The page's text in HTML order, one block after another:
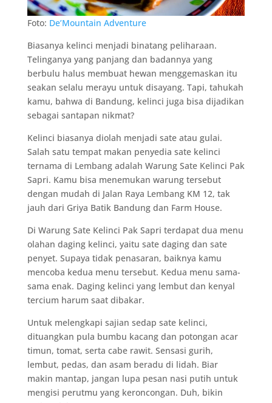
Foto: De’Mountain Adventure
Biasanya kelinci menjadi binatang peliharaan.
Telinganya yang panjang dan badannya yang
berbulu halus membuat hewan menggemaskan itu
seakan selalu merayu untuk disayang. Tapi, tahukah
kamu, bahwa di Bandung, kelinci juga bisa dijadikan
sebagai santapan nikmat?
Kelinci biasanya diolah menjadi sate atau gulai.
Salah satu tempat makan penyedia sate kelinci
ternama di Lembang adalah Warung Sate Kelinci Pak
Sapri. Kamu bisa menemukan warung tersebut
dengan mudah di Jalan Raya Lembang KM 12, tak
jauh dari Griya Batik Bandung dan Farm House.
Di Warung Sate Kelinci Pak Sapri terdapat dua menu
olahan daging kelinci, yaitu sate daging dan sate
penyet. Supaya tidak penasaran, baiknya kamu
mencoba kedua menu tersebut. Kedua menu sama-
sama enak. Daging kelinci yang lembut dan kenyal
tercium harum saat dibakar.
Untuk melengkapi sajian sedap sate kelinci,
dituangkan pula bumbu kacang dan potongan acar
timun, tomat, serta cabe rawit. Sensasi gurih,
lembut, pedas, dan asam beradu di lidah. Biar
makin mantap, jangan lupa pesan nasi putih untuk
mengisi perutmu yang keroncongan. Duh, bikin